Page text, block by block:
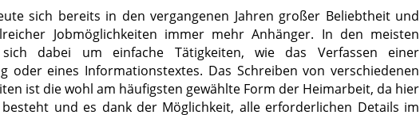
sich bereits in den vergangenen Jahren großer Beliebtheit und
Jobmöglichkeiten immer mehr Anhänger. In den meisten
dabei um einfache Tätigkeiten, wie das Verfassen einer
oder eines Informationstextes. Das Schreiben von verschiedenen
ist die wohl am häufigsten gewählte Form der Heimarbeit, da hier
und es dank der Möglichkeit, alle erforderlichen Details im